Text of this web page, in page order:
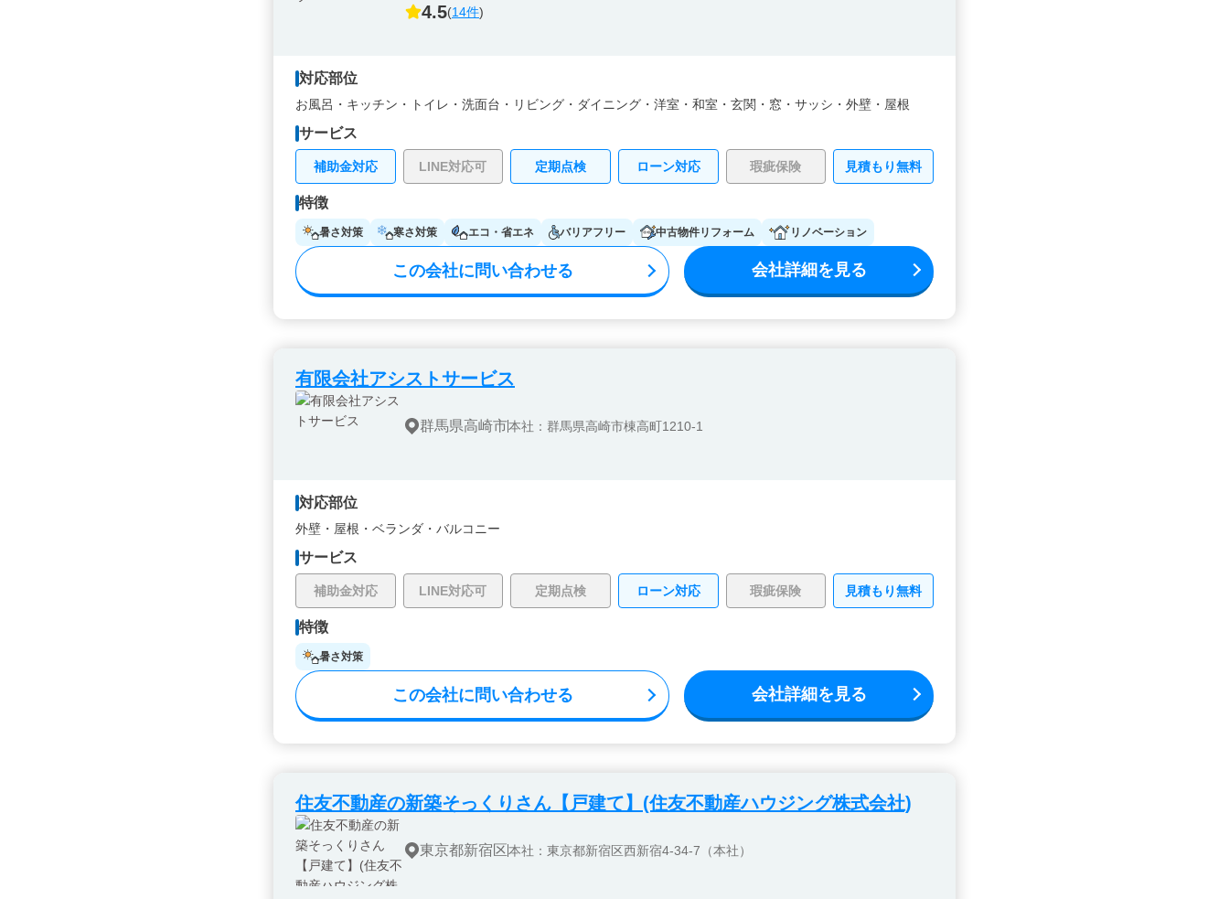
4.5(14件)
対応部位
お風呂・ キッチン・ トイレ・ 洗面台・ リビング・ ダイニング・ 洋室・ 和室・ 玄関・ 窓・サッシ・ 外壁・ 屋根
サービス
補助金対応 LINE対応可 定期点検 ローン対応 瑕疵保険 見積もり無料
特徴
暑さ対策 寒さ対策 エコ・省エネ バリアフリー 中古物件リフォーム リノベーション
この会社に問い合わせる 会社詳細を見る
有限会社アシストサービス
群馬県高崎市本社：群馬県高崎市棟高町1210-1
対応部位
外壁・ 屋根・ ベランダ・バルコニー
サービス
補助金対応 LINE対応可 定期点検 ローン対応 瑕疵保険 見積もり無料
特徴
暑さ対策
この会社に問い合わせる 会社詳細を見る
住友不動産の新築そっくりさん【戸建て】(住友不動産ハウジング株式会社)
東京都新宿区本社：東京都新宿区西新宿4-34-7（本社）